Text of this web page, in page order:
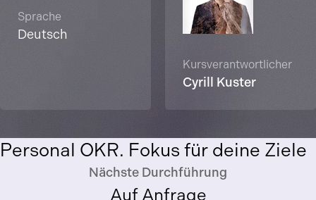
Sprache
Deutsch
Kursverantwortlicher
Cyrill Kuster
Personal OKR. Fokus für deine Ziele
Nächste Durchführung
Auf Anfrage